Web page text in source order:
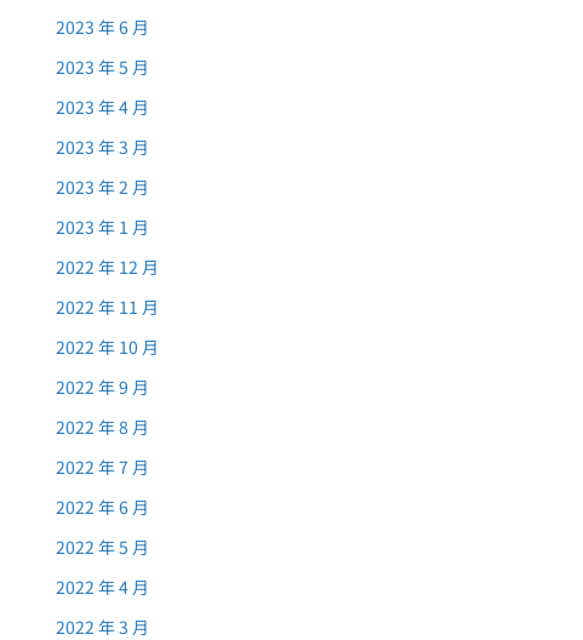
2023 年 6 月
2023 年 5 月
2023 年 4 月
2023 年 3 月
2023 年 2 月
2023 年 1 月
2022 年 12 月
2022 年 11 月
2022 年 10 月
2022 年 9 月
2022 年 8 月
2022 年 7 月
2022 年 6 月
2022 年 5 月
2022 年 4 月
2022 年 3 月